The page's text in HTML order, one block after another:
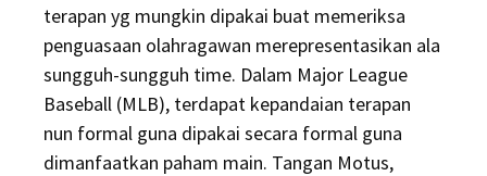
terapan yg mungkin dipakai buat memeriksa
penguasaan olahragawan merepresentasikan ala
sungguh-sungguh time. Dalam Major League
Baseball (MLB), terdapat kepandaian terapan
nun formal guna dipakai secara formal guna
dimanfaatkan paham main. Tangan Motus,